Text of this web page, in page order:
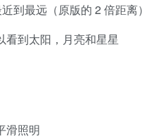
到最远（原版的 2 倍距离）
看到太阳，月亮和星星
滑照明